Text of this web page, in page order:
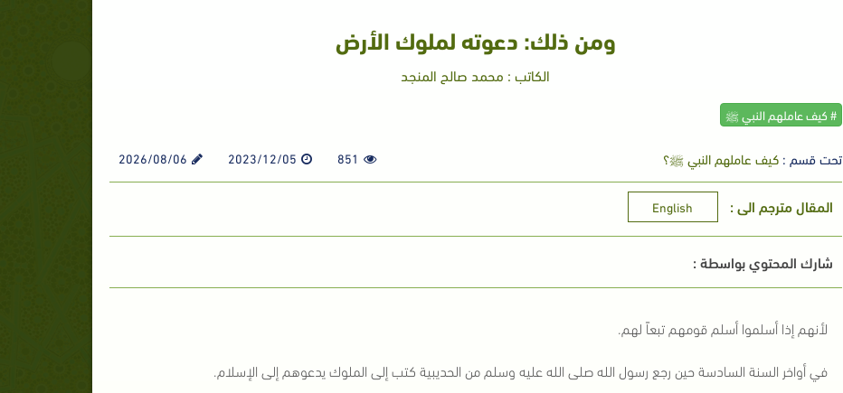
ومن ذلك: دعوته لملوك الأرض
الكاتب : محمد صالح المنجد
# كيف عاملهم النبي ﷺ
تحت قسم :كيف عاملهم النبي ﷺ؟ 851
2023/12/05
2026/08/06
المقال مترجم الى : English
شارك المحتوي بواسطة :
لأنهم إذا أسلموا أسلم قومهم تبعاً لهم.
في أواخر السنة السادسة حين رجع رسول الله صلى الله عليه وسلم من الحديبية كتب إلى الملوك يدعوهم إلى الإسلام.